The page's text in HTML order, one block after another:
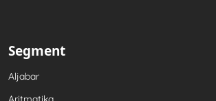
Segment
Aljabar